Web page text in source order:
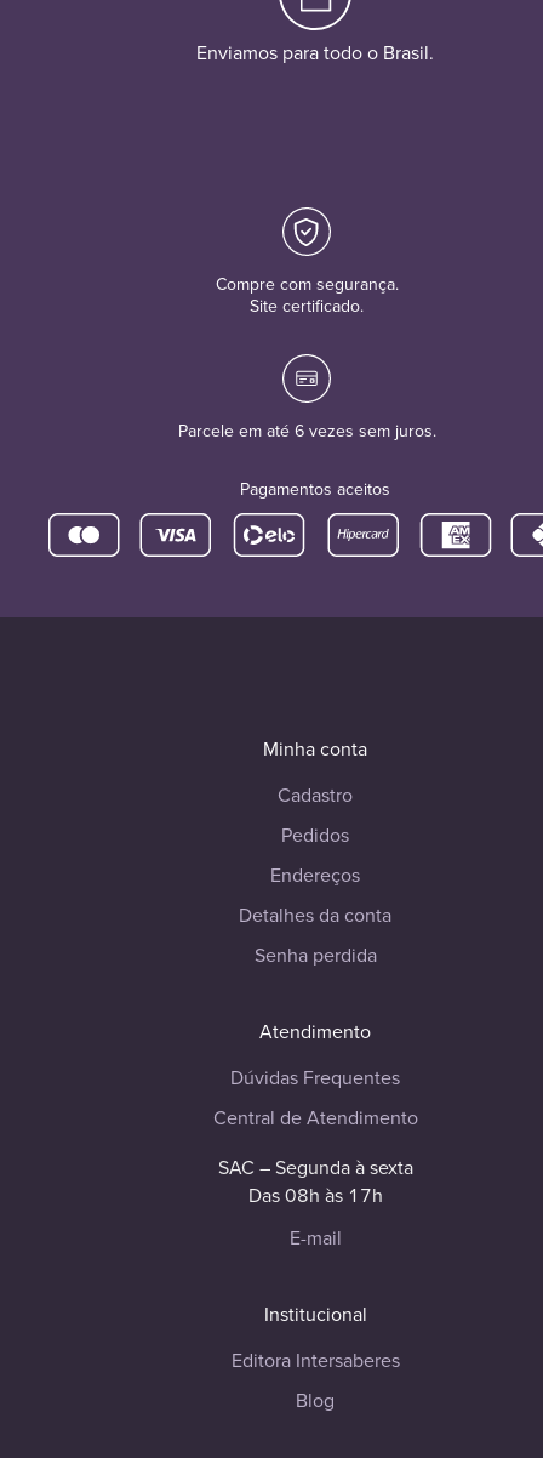
Enviamos para todo o Brasil.
Compre com segurança.
Site certificado.
Parcele em até 6 vezes sem juros.
Pagamentos aceitos
Minha conta
Cadastro
Pedidos
Endereços
Detalhes da conta
Senha perdida
Atendimento
Dúvidas Frequentes
Central de Atendimento
SAC – Segunda à sexta
Das 08h às 17h
E-mail
Institucional
Editora Intersaberes
Blog